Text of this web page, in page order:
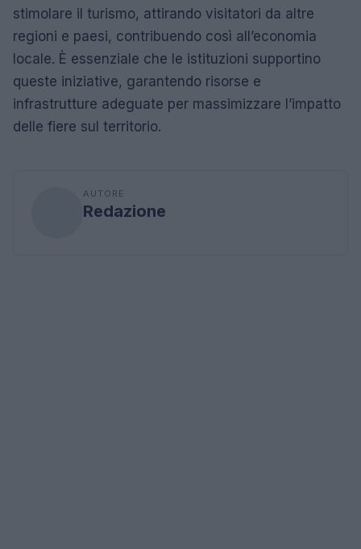
stimolare il turismo, attirando visitatori da altre
regioni e paesi, contribuendo così all’economia
locale. È essenziale che le istituzioni supportino
queste iniziative, garantendo risorse e
infrastrutture adeguate per massimizzare l’impatto
delle fiere sul territorio.
AUTORE
Redazione